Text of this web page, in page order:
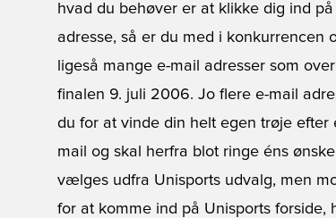
hvad du behøver er at klikke dig ind
adresse, så er du med i konkurrencen
ligeså mange e-mail adresser som
finalen 9. juli 2006. Jo flere e-mail
du for at vinde din helt egen trøje efter
mail og skal herfra blot ringe éns
vælges udfra Unisports udvalg, men
for at komme ind på Unisports